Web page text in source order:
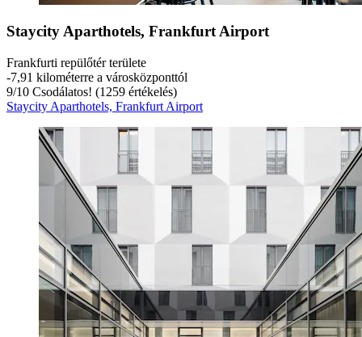
Staycity Aparthotels, Frankfurt Airport
Frankfurti repülőtér területe
‐7,91 kilométerre a városközponttól
9/10 Csodálatos! (1259 értékelés)
Staycity Aparthotels, Frankfurt Airport